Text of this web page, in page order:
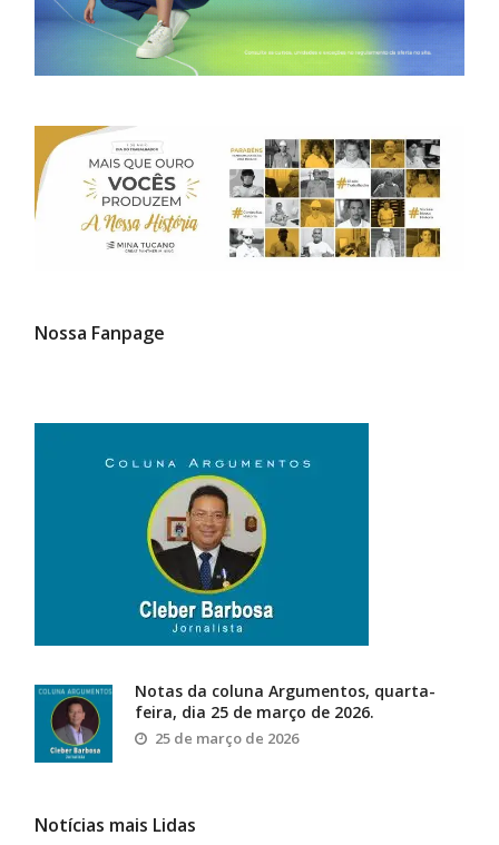
Nossa Fanpage
Notas da coluna Argumentos, quarta-
feira, dia 25 de março de 2026.
25 de março de 2026
Notícias mais Lidas